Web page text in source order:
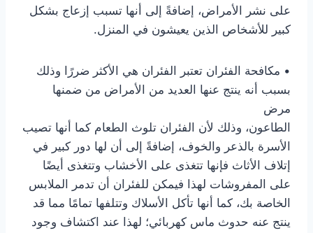
على نشر الأمراض، إضافةً إلى أنها تسبب إزعاج بشكل
كبير للأشخاص الذين يعيشون في المنزل.
• مكافحة الفئران تعتبر الفئران هي الأكثر ضررًا وذلك
بسبب أنه ينتج عنها العديد من الأمراض من ضمنها
مرض
الطاعون، وذلك لأن الفئران تلوث الطعام كما أنها تصيب
الأسرة بالذعر والخوف، إضافةً إلى أن لها دور كبير في
إتلاف الأثاث فإنها تتغذى على الأخشاب وتتغذى أيضًا
على المفروشات لهذا فيمكن للفئران أن تدمر الملابس
الخاصة بك، كما أنها تأكل الأسلاك وتتلفها تمامًا مما قد
ينتج عنه حدوث ماس كهربائي؛ لهذا عند اكتشاف وجود